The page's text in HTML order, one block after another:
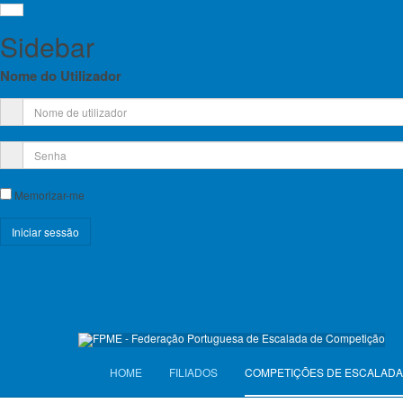
Sidebar
Nome do Utilizador
Memorizar-me
HOME FILIADOS COMPETIÇÕES DE ESCALADA
Informações sobre a Licença Federativa
Seguros Diários 2026
VISITANTES